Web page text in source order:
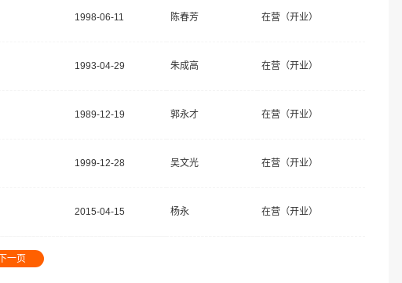
1998-06-11 陈春芳 在营（开业）
1993-04-29 朱成高 在营（开业）
1989-12-19 郭永才 在营（开业）
1999-12-28 吴文光 在营（开业）
2015-04-15 杨永 在营（开业）
下一页